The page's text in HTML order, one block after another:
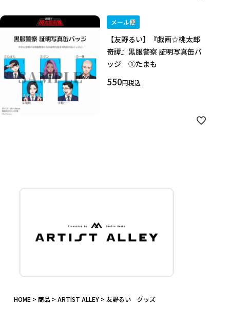
メール便
【友野るい】『戯画☆桃太郎
奇譚』黒服警察 証明写真缶バ
ッジ ①たまも
550 税込
HOME 商品 ARTIST ALLEY 友野るい グッズ